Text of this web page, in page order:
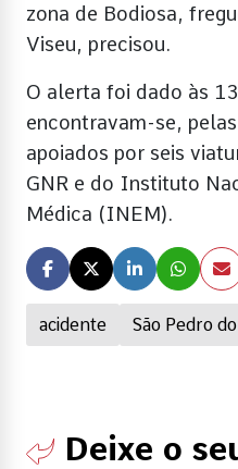
acidente São Pedro
zona de Bodiosa,
Viseu, precisou.
O alerta foi dado às
encontravam-se,
apoiados por seis
GNR e do Instituto
Médica (INEM).
Deixe o